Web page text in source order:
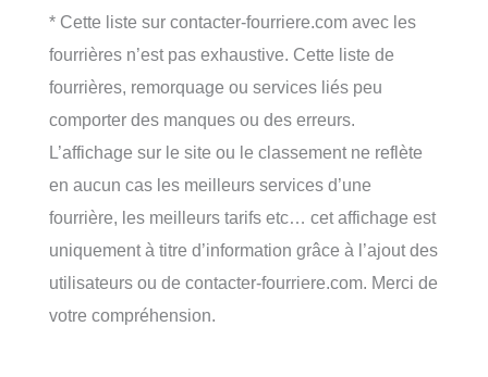
* Cette liste sur contacter-fourriere.com avec les
fourrières n’est pas exhaustive. Cette liste de
fourrières, remorquage ou services liés peu
comporter des manques ou des erreurs.
L’affichage sur le site ou le classement ne reflète
en aucun cas les meilleurs services d’une
fourrière, les meilleurs tarifs etc… cet affichage est
uniquement à titre d’information grâce à l’ajout des
utilisateurs ou de contacter-fourriere.com. Merci de
votre compréhension.